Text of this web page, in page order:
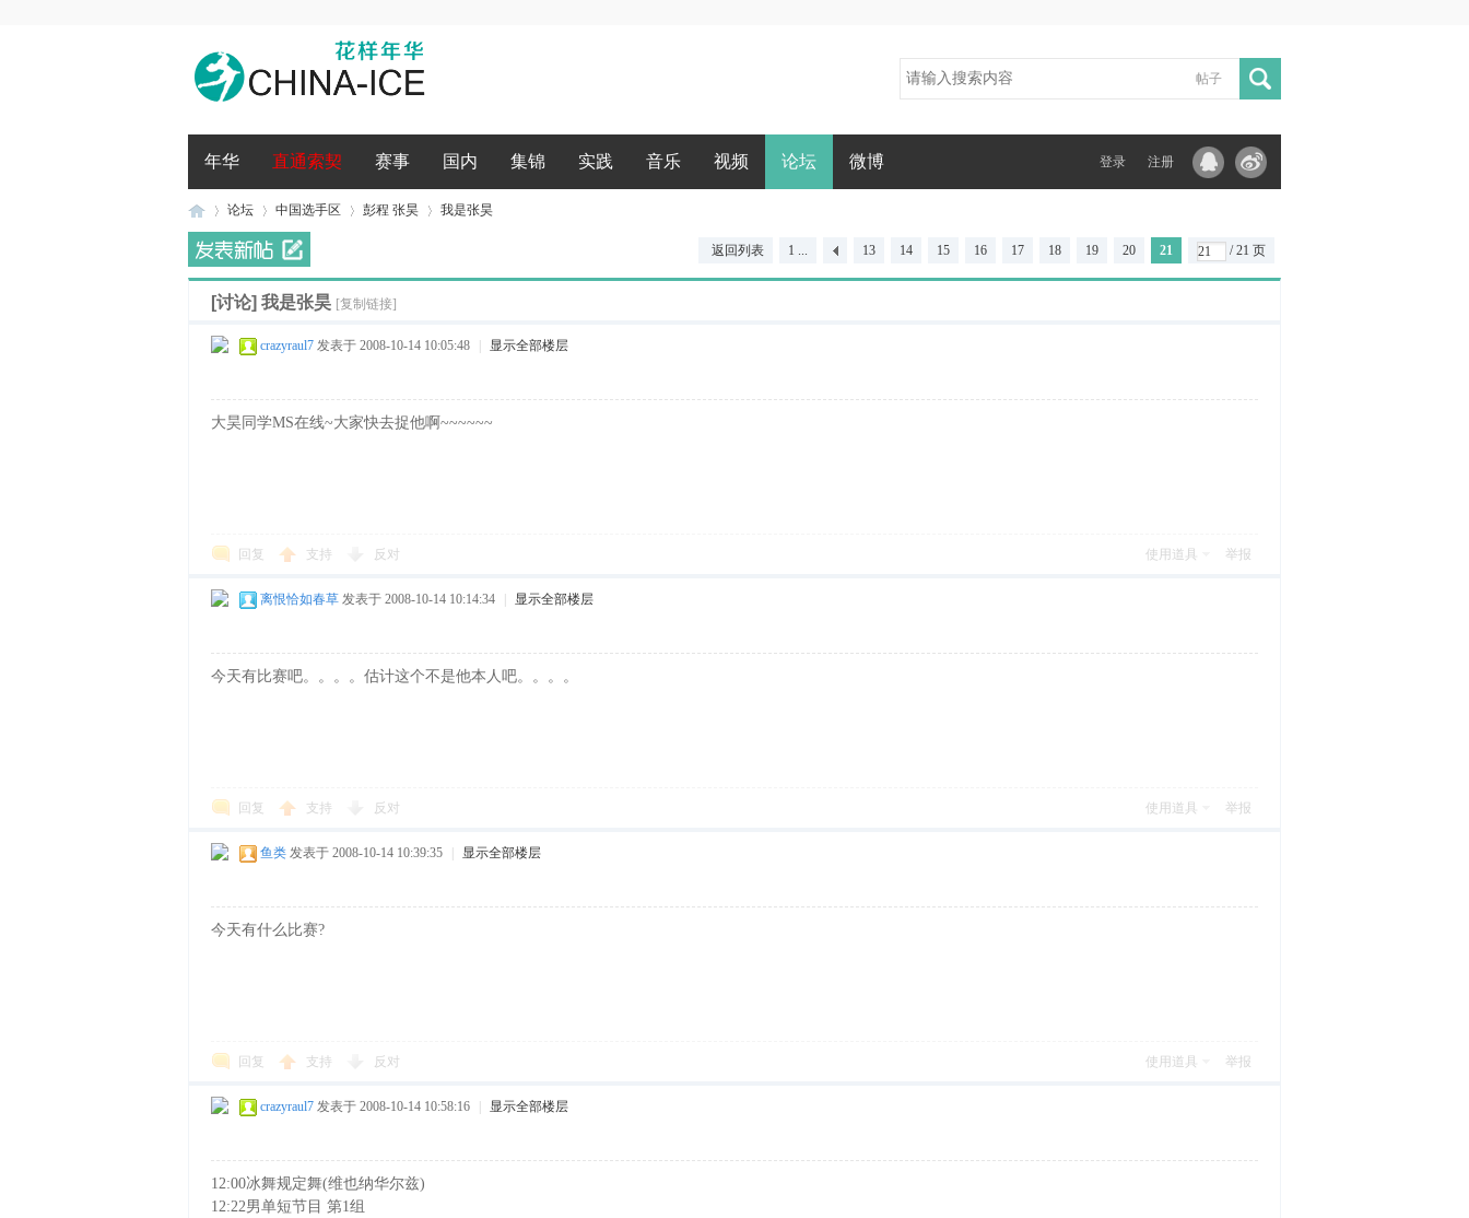
帖子
年华 直通索契 赛事 国内 集锦 实践 音乐 视频 论坛 微博 登录 注册
论坛 中国选手区
›
彭程 张昊 我是张昊
1 ... 13 14 15 16 17 18 19 20 21 / 21 页
返回列表
[讨论] 我是张昊 [复制链接]
crazyraul7 发表于 2008-10-14 10:05:48 显示全部楼层
大昊同学MS在线~大家快去捉他啊~~~~~~
回复 支持 反对 使用道具 举报
离恨恰如春草 发表于 2008-10-14 10:14:34 显示全部楼层
今天有比赛吧。。。。估计这个不是他本人吧。。。。
回复 支持 反对 使用道具 举报
鱼类 发表于 2008-10-14 10:39:35 显示全部楼层
今天有什么比赛?
回复 支持 反对 使用道具 举报
crazyraul7 发表于 2008-10-14 10:58:16 显示全部楼层
12:00冰舞规定舞(维也纳华尔兹)
12:22男单短节目 第1组